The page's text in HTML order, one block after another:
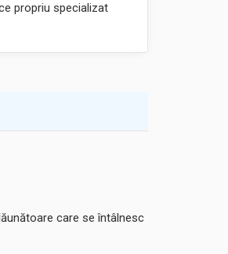
propriu specializat
care se întâlnesc